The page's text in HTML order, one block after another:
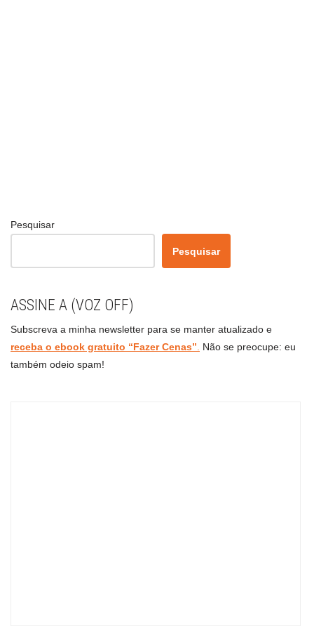
Pesquisar
Pesquisar
ASSINE A (VOZ OFF)
Subscreva a minha newsletter para se manter atualizado e
receba o ebook gratuito “Fazer Cenas”. Não se preocupe: eu
também odeio spam!